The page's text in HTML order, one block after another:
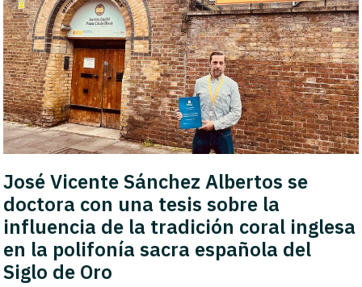
José Vicente Sánchez Albertos se
doctora con una tesis sobre la
influencia de la tradición coral inglesa
en la polifonía sacra española del
Siglo de Oro